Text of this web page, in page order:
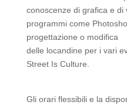
conoscenze di grafica e di
programmi come
progettazione o modifica
delle locandine per i vari
Street Is Culture.
Gli orari flessibili e la